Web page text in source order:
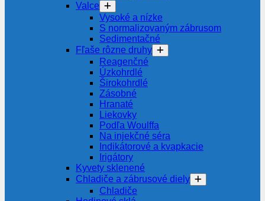
Valce
Vysoké a nízke
S normalizovaným zábrusom
Sedimentačné
Fľaše rôzne druhy
Reagenčné
Úzkohrdlé
Širokohrdlé
Zásobné
Hranaté
Liekovky
Podľa Woulffa
Na injekčné séra
Indikátorové a kvapkacie
Irigátory
Kyvety sklenené
Chladiče a zábrusové diely
Chladiče